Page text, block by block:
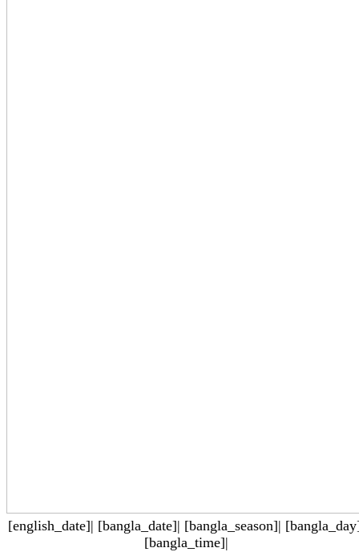
[english_date]| [bangla_date]| [bangla_season]|
[bangla_time]|